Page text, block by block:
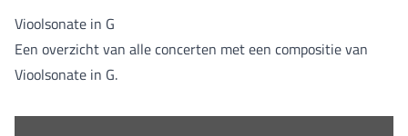
Vioolsonate in G
Een overzicht van alle concerten met een compositie van
Vioolsonate in G.